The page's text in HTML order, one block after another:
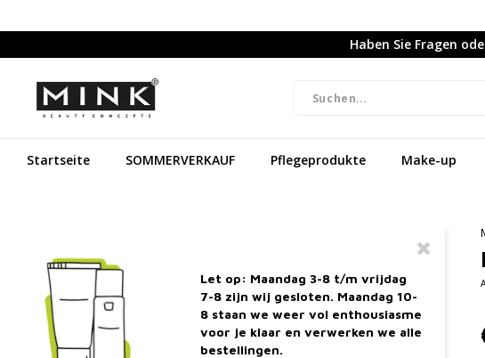
Haben Sie Fragen
Startseite SOMMERVERKAUF Pflegeprodukte Make-up
Let op: Maandag 3-8 t/m vrijdag
7-8 zijn wij gesloten. Maandag 10-
8 staan we weer vol enthousiasme
voor je klaar en verwerken we alle
bestellingen.